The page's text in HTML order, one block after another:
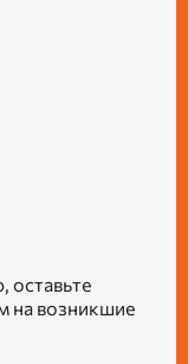
на возникшие